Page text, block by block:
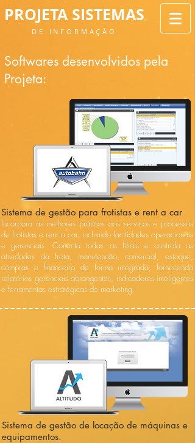
PROJETA SISTEMAS
DE INFORMAÇÃO
Softwares desenvolvidos pela
Projeta:
Sistema de gestão de locação de máquinas e
equipamentos.
Sistema de gestão para frotistas e rent a car
Incorpora as melhores práticas aos serviços e processos
de frotistas e rent a car, incluindo facilidades operacionais
e gerenciais. Conecta todas as filiais e controla as
atividades da frota, manutenção, comercial, estoque,
compras e financeiro de forma integrada, fornecendo
relatórios gerenciais abrangentes, indicadores inteligentes
e ferramentas estratégicas de marketing.